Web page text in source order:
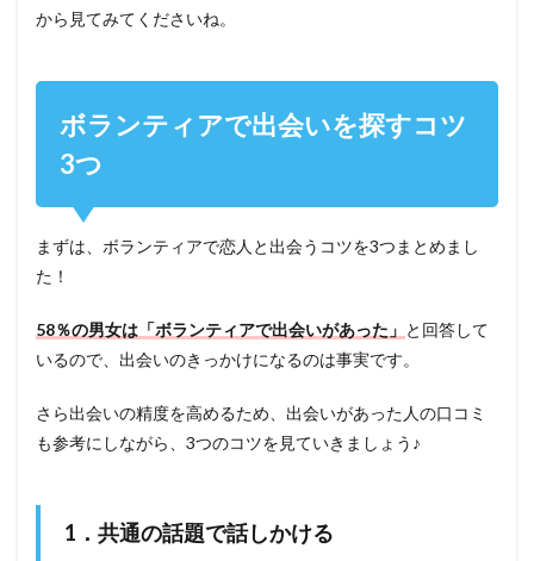
から見てみてくださいね。
ボランティアで出会いを探すコツ
3つ
まずは、ボランティアで恋人と出会うコツを3つまとめまし
た！
58％の男女は「ボランティアで出会いがあった」 と回答して
いるので、出会いのきっかけになるのは事実です。
さら出会いの精度を高めるため、出会いがあった人の口コミ
も参考にしながら、3つのコツを見ていきましょう♪
1．共通の話題で話しかける